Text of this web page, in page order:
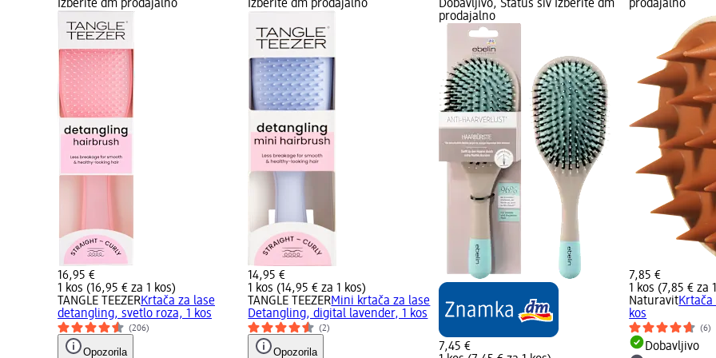
Izberite dm prodajalno
16,95 €
1 kos (16,95 € za 1 kos)
TANGLE TEEZERKrtača za lase
detangling, svetlo roza, 1 kos
(206)
Opozorila
Izberite dm prodajalno
14,95 €
1 kos (14,95 € za 1 kos)
TANGLE TEEZERMini krtača za lase
Detangling, digital lavender, 1 kos
(2)
Opozorila
Dobavljivo, Status siv Izberite dm
prodajalno
7,45 €
prodajalno
7,85 €
1 kos (7,85 € za
NaturavitKrtača
kos
(6)
Dobavljivo